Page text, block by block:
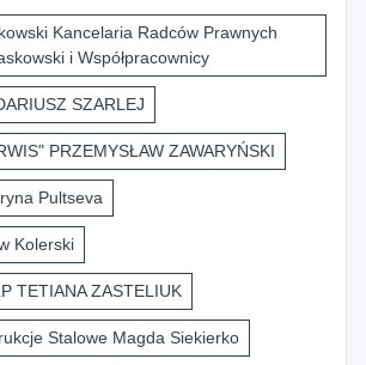
Kancelaria Radców Prawnych
i Współpracownicy
SZARLEJ
PRZEMYSŁAW ZAWARYŃSKI
Pultseva
Kolerski
TETIANA ZASTELIUK
Stalowe Magda Siekierko